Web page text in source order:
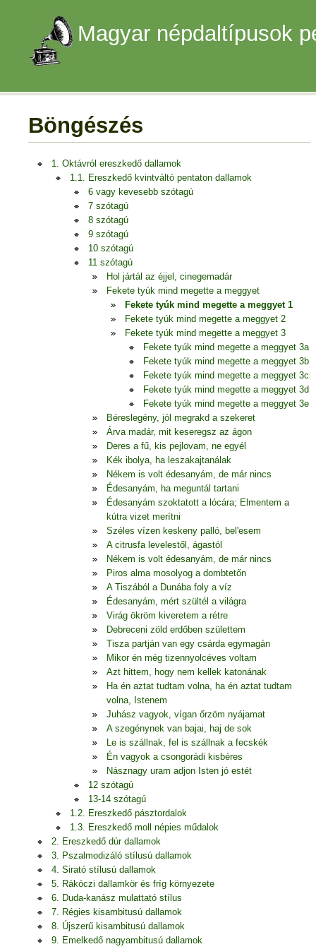
Magyar népdaltípusok
Böngészés
1. Oktávról ereszkedő dallamok
1.1. Ereszkedő kvintváltó pentaton dallamok
6 vagy kevesebb szótagú
7 szótagú
8 szótagú
9 szótagú
10 szótagú
11 szótagú
Hol jártál az éjjel, cinegemadár
Fekete tyúk mind megette a meggyet
Fekete tyúk mind megette a meggyet 1
Fekete tyúk mind megette a meggyet 2
Fekete tyúk mind megette a meggyet 3
Fekete tyúk mind megette a meggyet 3a
Fekete tyúk mind megette a meggyet 3b
Fekete tyúk mind megette a meggyet 3c
Fekete tyúk mind megette a meggyet 3d
Fekete tyúk mind megette a meggyet 3e
Béreslegény, jól megrakd a szekeret
Árva madár, mit keseregsz az ágon
Deres a fű, kis pejlovam, ne egyél
Kék ibolya, ha leszakajtanálak
Nékem is volt édesanyám, de már nincs
Édesanyám, ha meguntál tartani
Édesanyám szoktatott a lócára; Elmentem a
kútra vizet merítni
Széles vízen keskeny palló, bel'esem
A citrusfa levelestől, ágastól
Nékem is volt édesanyám, de már nincs
Piros alma mosolyog a dombtetőn
A Tiszából a Dunába foly a víz
Édesanyám, mért szültél a világra
Virág ökröm kiveretem a rétre
Debreceni zöld erdőben születtem
Tisza partján van egy csárda egymagán
Mikor én még tizennyolcéves voltam
Azt hittem, hogy nem kellek katonának
Ha én aztat tudtam volna, ha én aztat tudtam
volna, Istenem
Juhász vagyok, vígan őrzöm nyájamat
A szegénynek van bajai, haj de sok
Le is szállnak, fel is szállnak a fecskék
Én vagyok a csongorádi kisbéres
Násznagy uram adjon Isten jó estét
12 szótagú
13-14 szótagú
1.2. Ereszkedő pásztordalok
1.3. Ereszkedő moll népies műdalok
2. Ereszkedő dúr dallamok
3. Pszalmodizáló stílusú dallamok
4. Sirató stílusú dallamok
5. Rákóczi dallamkör és fríg környezete
6. Duda-kanász mulattató stílus
7. Régies kisambitusú dallamok
8. Újszerű kisambitusú dallamok
9. Emelkedő nagyambitusú dallamok